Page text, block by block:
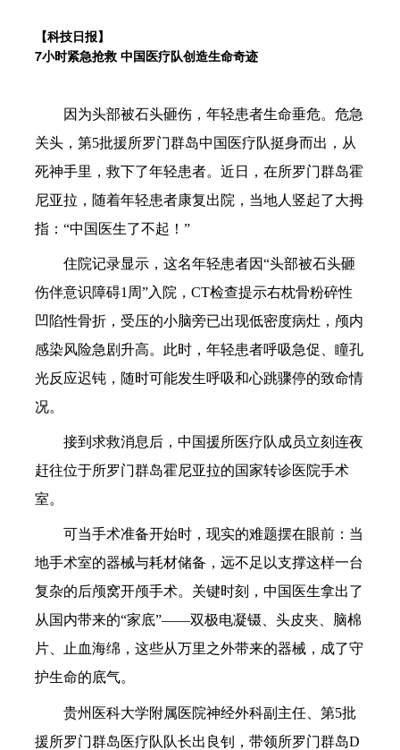
【科技日报】
7小时紧急抢救 中国医疗队创造生命奇迹
因为头部被石头砸伤，年轻患者生命垂危。危急
关头，第5批援所罗门群岛中国医疗队挺身而出，从
死神手里，救下了年轻患者。近日，在所罗门群岛霍
尼亚拉，随着年轻患者康复出院，当地人竖起了大拇
指：“中国医生了不起！”
住院记录显示，这名年轻患者因“头部被石头砸
伤伴意识障碍1周”入院，CT检查提示右枕骨粉碎性
凹陷性骨折，受压的小脑旁已出现低密度病灶，颅内
感染风险急剧升高。此时，年轻患者呼吸急促、瞳孔
光反应迟钝，随时可能发生呼吸和心跳骤停的致命情
况。
接到求救消息后，中国援所医疗队成员立刻连夜
赶往位于所罗门群岛霍尼亚拉的国家转诊医院手术
室。
可当手术准备开始时，现实的难题摆在眼前：当
地手术室的器械与耗材储备，远不足以支撑这样一台
复杂的后颅窝开颅手术。关键时刻，中国医生拿出了
从国内带来的“家底”——双极电凝镊、头皮夹、脑棉
片、止血海绵，这些从万里之外带来的器械，成了守
护生命的底气。
贵州医科大学附属医院神经外科副主任、第5批
援所罗门群岛医疗队队长出良钊，带领所罗门群岛D